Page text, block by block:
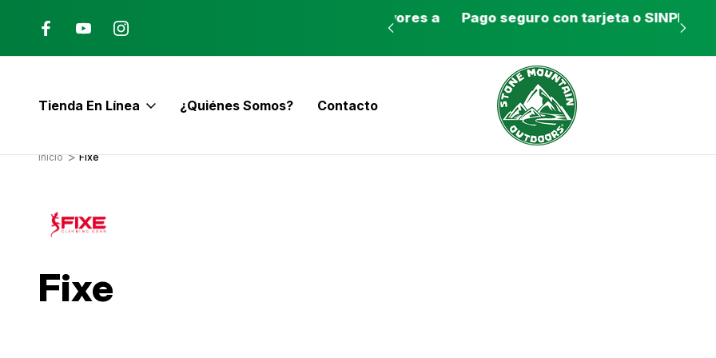
Costa Rica
ENVÍO GRATIS con pedidos mayores a
Pago seguro con tarjeta o SINPE móvil
Tienda En Línea ¿Quiénes Somos? Contacto
Envíos a todo el país con Correos de Costa
Inicio Fixe
Fixe